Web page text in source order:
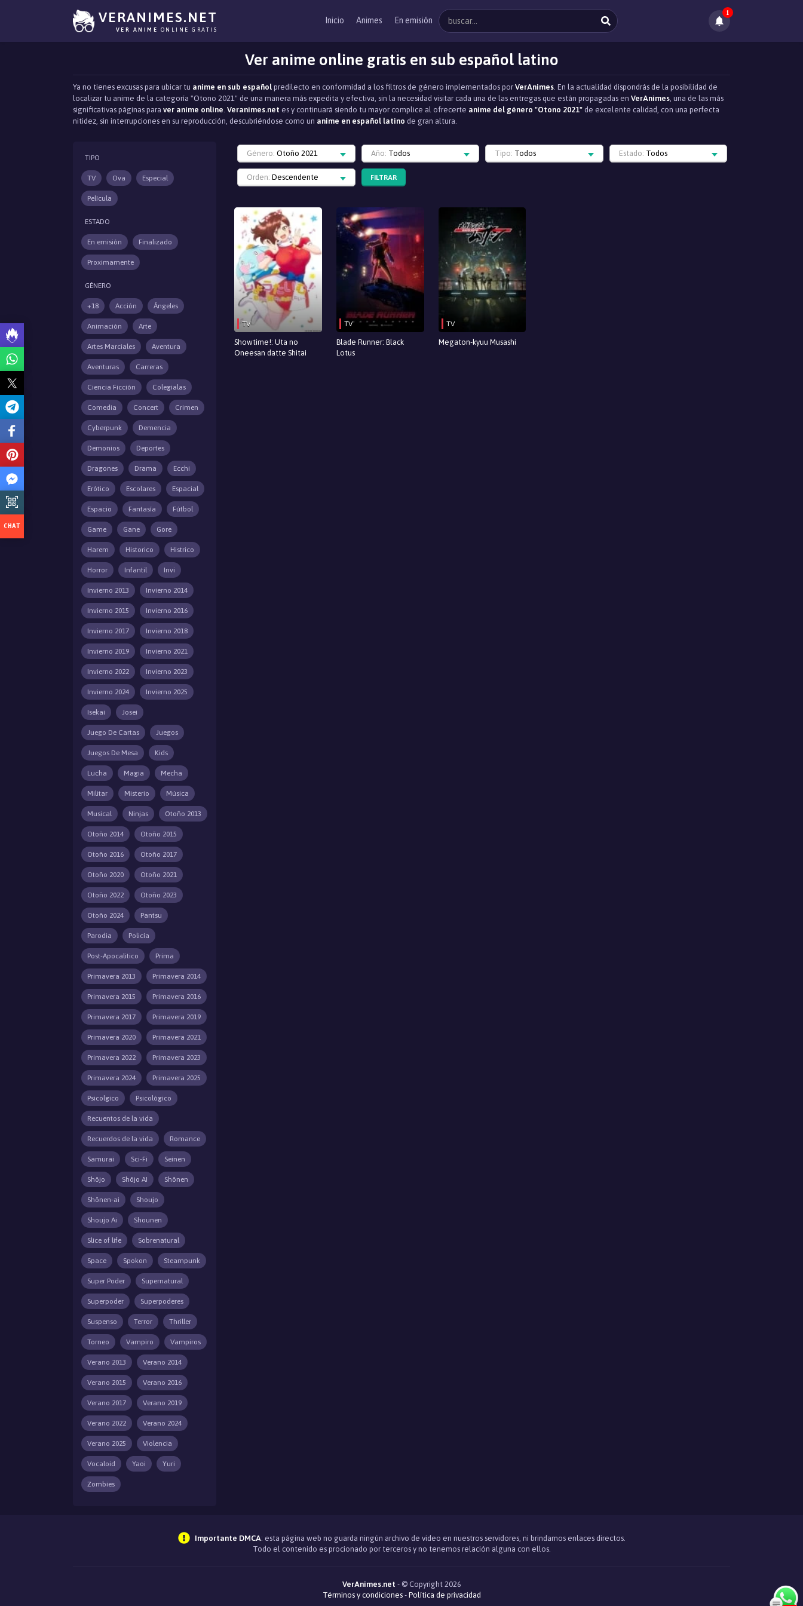
VERANIMES.NET
VER ANIME ONLINE GRATIS
Inicio Animes En emisión
1
Ver anime online gratis en sub español latino
Ya no tienes excusas para ubicar tu anime en sub español predilecto en conformidad a los filtros de género implementados por VerAnimes. En la actualidad dispondrás de la posibilidad de
localizar tu anime de la categoría "Otono 2021" de una manera más expedita y efectiva, sin la necesidad visitar cada una de las entregas que están propagadas en VerAnimes, una de las más
significativas páginas para ver anime online. Veranimes.net es y continuará siendo tu mayor complice al ofrecerte anime del género "Otono 2021" de excelente calidad, con una perfecta
nitidez, sin interrupciones en su reproducción, descubriéndose como un anime en español latino de gran altura.
TIPO
TV Ova Especial
Película
ESTADO
En emisión Finalizado
Proximamente
GÉNERO
+18 Acción Ángeles
Animación Arte
Artes Marciales Aventura
Aventuras Carreras
Ciencia Ficción Colegialas
Comedia Concert Crimen
Cyberpunk Demencia
Demonios Deportes
Dragones Drama Ecchi
Erótico Escolares Espacial
Espacio Fantasía Fútbol
Game Gane Gore
Harem Historico Histrico
Horror Infantil Invi
Invierno 2013 Invierno 2014
Invierno 2015 Invierno 2016
Invierno 2017 Invierno 2018
Invierno 2019 Invierno 2021
Invierno 2022 Invierno 2023
Invierno 2024 Invierno 2025
Isekai Josei
Juego De Cartas Juegos
Juegos De Mesa Kids
Lucha Magia Mecha
Militar Misterio Música
Musical Ninjas Otoño 2013
Otoño 2014 Otoño 2015
Otoño 2016 Otoño 2017
Otoño 2020 Otoño 2021
Otoño 2022 Otoño 2023
Otoño 2024 Pantsu
Parodia Policía
Post-Apocalitico Prima
Primavera 2013 Primavera 2014
Primavera 2015 Primavera 2016
Primavera 2017 Primavera 2019
Primavera 2020 Primavera 2021
Primavera 2022 Primavera 2023
Primavera 2024 Primavera 2025
Psicolgico Psicológico
Recuentos de la vida
Recuerdos de la vida Romance
Samurai Sci-Fi Seinen
Shōjo Shōjo AI Shōnen
Shōnen-ai Shoujo
Shoujo Ai Shounen
Slice of life Sobrenatural
Space Spokon Steampunk
Super Poder Supernatural
Superpoder Superpoderes
Suspenso Terror Thriller
Torneo Vampiro Vampiros
Verano 2013 Verano 2014
Verano 2015 Verano 2016
Verano 2017 Verano 2019
Verano 2022 Verano 2024
Verano 2025 Violencia
Vocaloid Yaoi Yuri
Zombies
Género: Otoño 2021 Año: Todos Tipo: Todos Estado: Todos
Orden: Descendente FILTRAR
TV
Showtime!: Uta no
Oneesan datte Shitai
TV
Blade Runner: Black
Lotus
TV
Megaton-kyuu Musashi
Importante DMCA: esta página web no guarda ningún archivo de video en nuestros servidores, ni brindamos enlaces directos.
Todo el contenido es procionado por terceros y no tenemos relación alguna con ellos.
VerAnimes.net - © Copyright 2026
Términos y condiciones- Política de privacidad